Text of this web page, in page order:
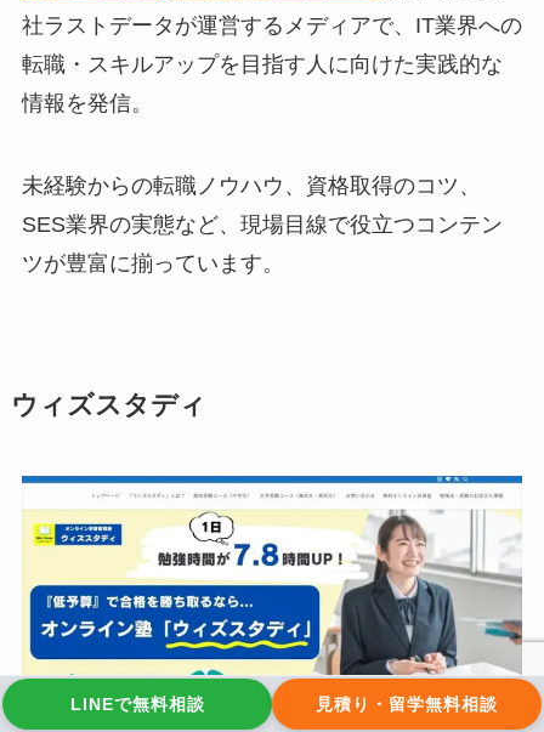
社ラストデータが運営するメディアで、IT業界への
転職・スキルアップを目指す人に向けた実践的な
情報を発信。
未経験からの転職ノウハウ、資格取得のコツ、
SES業界の実態など、現場目線で役立つコンテン
ツが豊富に揃っています。
ウィズスタディ
LINEで無料相談 見積り・留学無料相談